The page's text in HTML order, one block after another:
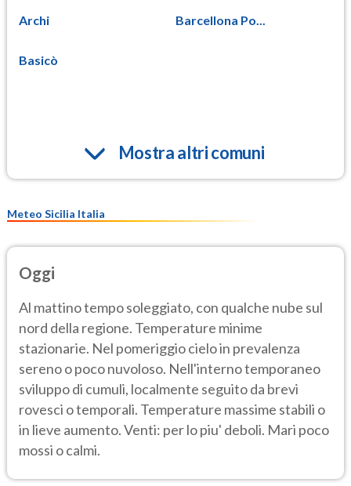
Archi Barcellona Po...
Basicò
Mostra altri comuni
Meteo Sicilia Italia
Oggi
Al mattino tempo soleggiato, con qualche nube sul
nord della regione. Temperature minime
stazionarie. Nel pomeriggio cielo in prevalenza
sereno o poco nuvoloso. Nell'interno temporaneo
sviluppo di cumuli, localmente seguito da brevi
rovesci o temporali. Temperature massime stabili o
in lieve aumento. Venti: per lo piu' deboli. Mari poco
mossi o calmi.